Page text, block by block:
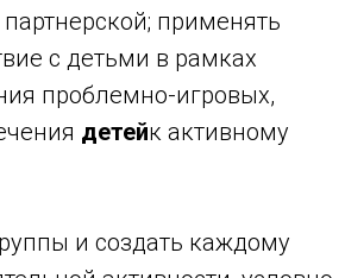
применять
с детьми в рамках
проблемно-игровых,
детейк активному
и создать каждому